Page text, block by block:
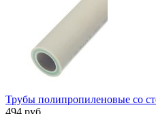
Трубы полипропиленовые со
494 руб.